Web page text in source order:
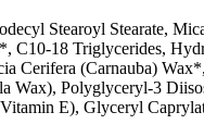
Stearoyl Stearate,
C10-18 Triglycerides,
Cerifera (Carnauba)
Wax), Polyglyceryl-3
E), Glyceryl